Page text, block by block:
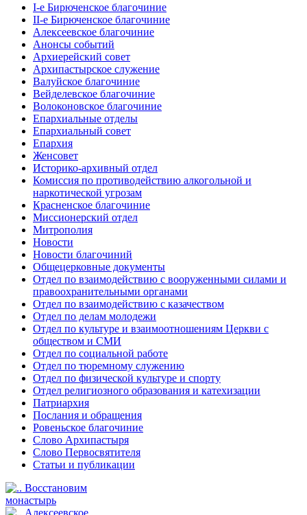
I-е Бирюченское благочиние
II-е Бирюченское благочиние
Алексеевское благочиние
Анонсы событий
Архиерейский совет
Архипастырское служение
Валуйское благочиние
Вейделевское благочиние
Волоконовское благочиние
Епархиальные отделы
Епархиальный совет
Епархия
Женсовет
Историко-архивный отдел
Комиссия по противодействию алкогольной и
наркотической угрозам
Красненское благочиние
Миссионерский отдел
Митрополия
Новости
Новости благочиний
Общецерковные документы
Отдел по взаимодействию с вооруженными силами и
правоохранительными органами
Отдел по взаимодействию с казачеством
Отдел по делам молодежи
Отдел по культуре и взаимоотношениям Церкви с
обществом и СМИ
Отдел по социальной работе
Отдел по тюремному служению
Отдел по физической культуре и спорту
Отдел религиозного образования и катехизации
Патриархия
Послания и обращения
Ровеньское благочиние
Слово Архипастыря
Слово Первосвятителя
Статьи и публикации
Восстановим
монастырь
Алексеевское